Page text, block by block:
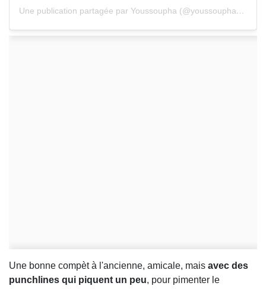
Une publication partagée par Youssoupha (@youssouphamusik)
Une bonne compèt à l'ancienne, amicale, mais avec des
punchlines qui piquent un peu, pour pimenter le